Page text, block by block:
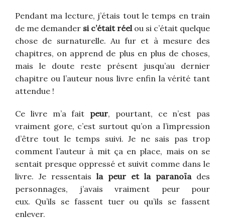
Pendant ma lecture, j’étais tout le temps en train
de me demander si c’était réelou si c’était quelque
chose de surnaturelle. Au fur et à mesure des
chapitres, on apprend de plus en plus de choses,
mais le doute reste présent jusqu’au dernier
chapitre ou l’auteur nous livre enfin la vérité tant
attendue !
Ce livre m’a fait peur, pourtant, ce n’est pas
vraiment gore, c’est surtout qu’on a l’impression
d’être tout le temps suivi. Je ne sais pas trop
comment l’auteur à mit ça en place, mais on se
sentait presque oppressé et suivit comme dans le
livre. Je ressentais la peur et la paranoïades
personnages, j’avais vraiment peur pour
eux. Qu’ils se fassent tuer ou qu’ils se fassent
enlever.